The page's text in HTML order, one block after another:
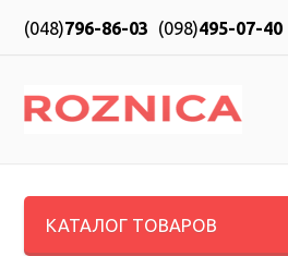
(048)796-86-03 (098)495-07-40
КАТАЛОГ ТОВАРОВ